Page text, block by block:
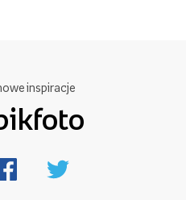
inspiracje